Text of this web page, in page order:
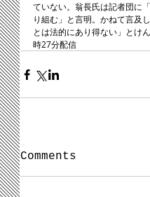
ていない。翁長氏は記者団に
り組む」と言明。かねて言及
とは法的にあり得ない」とけ
時27分配信
Comments